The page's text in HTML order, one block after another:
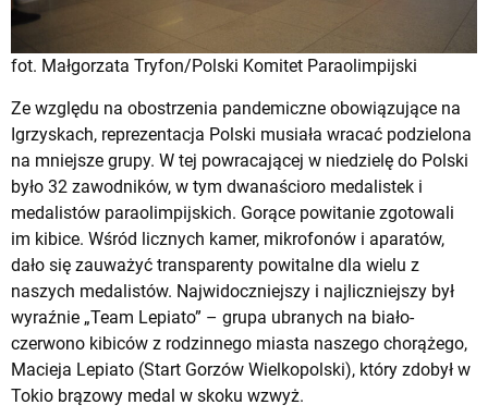
fot. Małgorzata Tryfon/Polski Komitet Paraolimpijski
Ze względu na obostrzenia pandemiczne obowiązujące na
Igrzyskach, reprezentacja Polski musiała wracać podzielona
na mniejsze grupy. W tej powracającej w niedzielę do Polski
było 32 zawodników, w tym dwanaścioro medalistek i
medalistów paraolimpijskich. Gorące powitanie zgotowali
im kibice. Wśród licznych kamer, mikrofonów i aparatów,
dało się zauważyć transparenty powitalne dla wielu z
naszych medalistów. Najwidoczniejszy i najliczniejszy był
wyraźnie „Team Lepiato” – grupa ubranych na biało-
czerwono kibiców z rodzinnego miasta naszego chorążego,
Macieja Lepiato (Start Gorzów Wielkopolski), który zdobył w
Tokio brązowy medal w skoku wzwyż.